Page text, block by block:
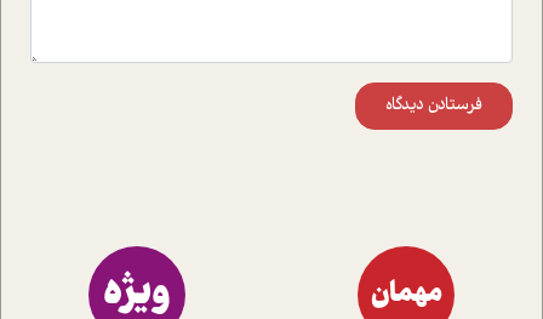
فرستادن دیدگاه
مهمان ویژه